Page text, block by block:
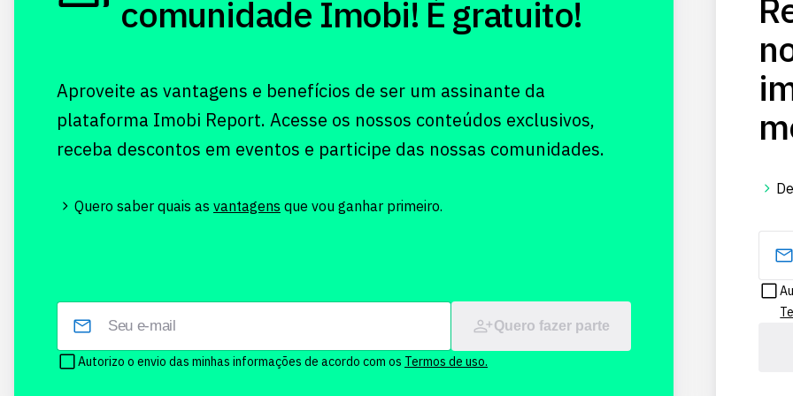
comunidade Imobi! É gratuito!
Aproveite as vantagens e benefícios de ser um assinante da
plataforma Imobi Report. Acesse os nossos conteúdos exclusivos,
receba descontos em eventos e participe das nossas comunidades.
Quero saber quais as vantagens que vou ganhar primeiro.
Quero fazer parte
Autorizo o envio das minhas informações de acordo com os Termos de uso.